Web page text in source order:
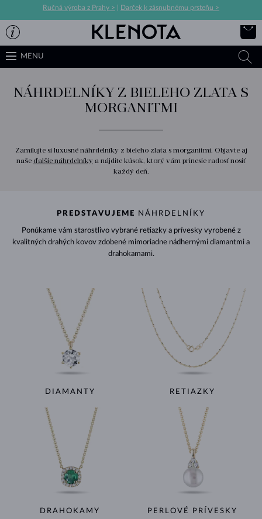
Ručná výroba z Prahy > Darček k zásnubnému prsteňu >
MENU
NÁHRDELNÍKY Z BIELEHO ZLATA S
MORGANITMI
Zamilujte si luxusné náhrdelníky z bieleho zlata s morganitmi. Objavte aj
naše ďalšie náhrdelníky a nájdite kúsok, ktorý vám prinesie radosť nosiť
každý deň.
PREDSTAVUJEME NÁHRDELNÍKY
Ponúkame vám starostlivo vybrané retiazky a prívesky vyrobené z
kvalitných drahých kovov zdobené mimoriadne nádhernými diamantmi a
drahokamami.
DIAMANTY RETIAZKY
DRAHOKAMY PERLOVÉ PRÍVESKY